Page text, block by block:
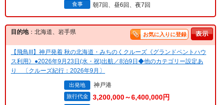
食事 朝7回、昼6回、夜7回
目的地：北海道、岩手県 お気に入りに登録
【飛鳥III】神戸発着 秋の北海道・みちのくクルーズ《グランドペントハウ
ス利用》●2026年9月23日(水・祝)出航／8泊9日◆他のカテゴリー設定あ
り 〔クルーズ紀行：2026年9月〕
出発地 神戸港
旅行代金 3,200,000～6,400,000円